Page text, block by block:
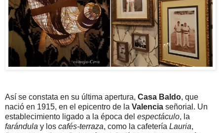
Así se constata en su última apertura, Casa Baldo, que
nació en 1915, en el epicentro de la Valencia señorial. Un
establecimiento ligado a la época del espectáculo, la
farándula y los cafés-terraza, como la cafetería Lauria,